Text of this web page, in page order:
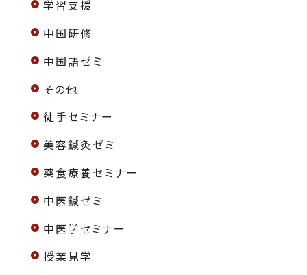
学習支援
中国研修
中国語ゼミ
その他
徒手セミナー
美容鍼灸ゼミ
薬食療養セミナー
中医鍼ゼミ
中医学セミナー
授業見学